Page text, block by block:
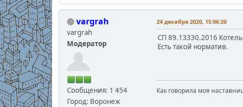
vargrah
vargrah
Модератор
Сообщения: 1 454
Город: Воронеж
24 декабря 2020, 15:06:20
СП 89.13330.2016
Есть такой норматив.
Как говорила моя